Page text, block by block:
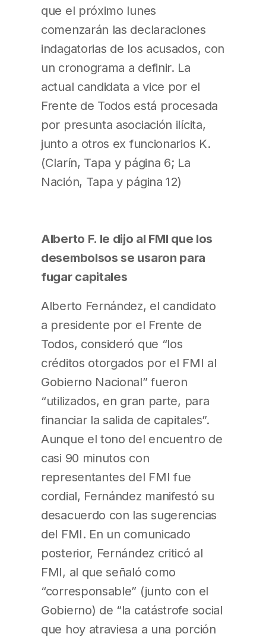
que el próximo lunes
comenzarán las declaraciones
indagatorias de los acusados, con
un cronograma a definir. La
actual candidata a vice por el
Frente de Todos está procesada
por presunta asociación ilícita,
junto a otros ex funcionarios K.
(Clarín, Tapa y página 6; La
Nación, Tapa y página 12)
Alberto F. le dijo al FMI que los
desembolsos se usaron para
fugar capitales
Alberto Fernández, el candidato
a presidente por el Frente de
Todos, consideró que “los
créditos otorgados por el FMI al
Gobierno Nacional” fueron
“utilizados, en gran parte, para
financiar la salida de capitales”.
Aunque el tono del encuentro de
casi 90 minutos con
representantes del FMI fue
cordial, Fernández manifestó su
desacuerdo con las sugerencias
del FMI. En un comunicado
posterior, Fernández criticó al
FMI, al que señaló como
“corresponsable” (junto con el
Gobierno) de “la catástrofe social
que hoy atraviesa a una porción